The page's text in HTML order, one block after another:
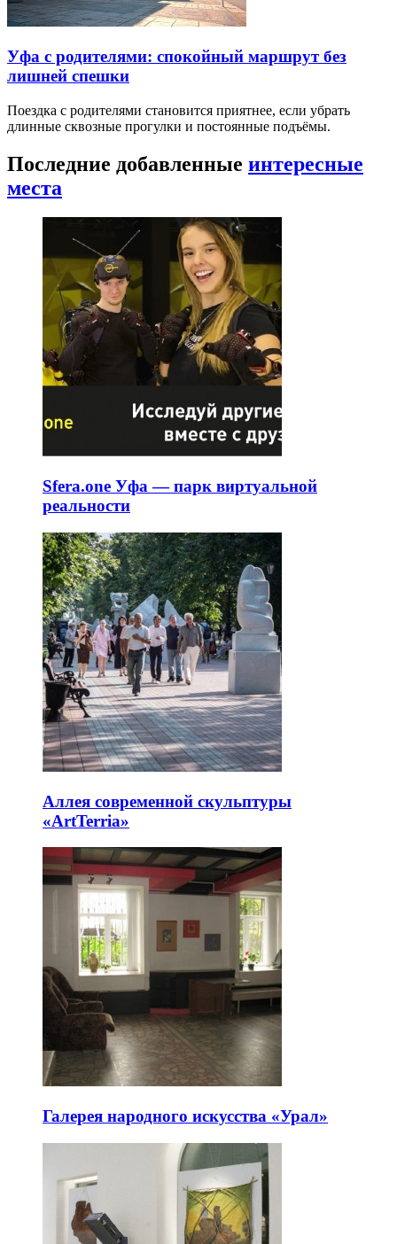
Уфа с родителями: спокойный маршрут без
лишней спешки
Поездка с родителями становится приятнее, если убрать
длинные сквозные прогулки и постоянные подъёмы.
Последние добавленные интересные
места
Sfera.one Уфа — парк виртуальной
реальности
Аллея современной скульптуры
«ArtTerria»
Галерея народного искусства «Урал»